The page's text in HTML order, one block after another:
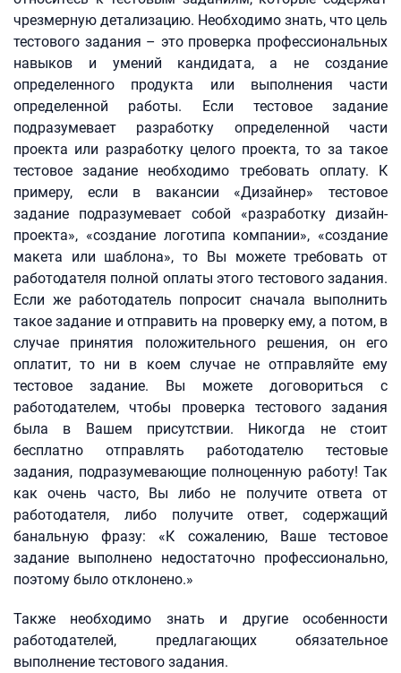
чрезмерную детализацию. Необходимо знать, что цель
тестового задания – это проверка профессиональных
навыков и умений кандидата, а не создание
определенного продукта или выполнения части
определенной работы. Если тестовое задание
подразумевает разработку определенной части
проекта или разработку целого проекта, то за такое
тестовое задание необходимо требовать оплату. К
примеру, если в вакансии «Дизайнер» тестовое
задание подразумевает собой «разработку дизайн-
проекта», «создание логотипа компании», «создание
макета или шаблона», то Вы можете требовать от
работодателя полной оплаты этого тестового задания.
Если же работодатель попросит сначала выполнить
такое задание и отправить на проверку ему, а потом, в
случае принятия положительного решения, он его
оплатит, то ни в коем случае не отправляйте ему
тестовое задание. Вы можете договориться с
работодателем, чтобы проверка тестового задания
была в Вашем присутствии. Никогда не стоит
бесплатно отправлять работодателю тестовые
задания, подразумевающие полноценную работу! Так
как очень часто, Вы либо не получите ответа от
работодателя, либо получите ответ, содержащий
банальную фразу: «К сожалению, Ваше тестовое
задание выполнено недостаточно профессионально,
поэтому было отклонено.»
Также необходимо знать и другие особенности
работодателей, предлагающих обязательное
выполнение тестового задания.